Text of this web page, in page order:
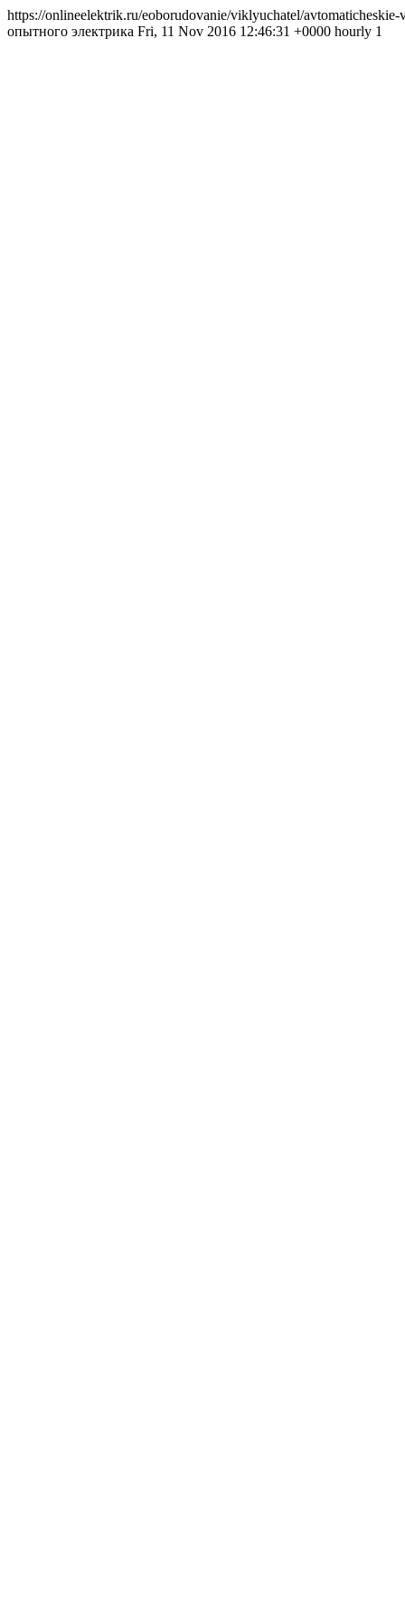
https://onlineelektrik.ru/eoborudovanie/viklyuchatel/
опытного электрика Fri, 11 Nov 2016 12:46:31 +0000 hourly 1